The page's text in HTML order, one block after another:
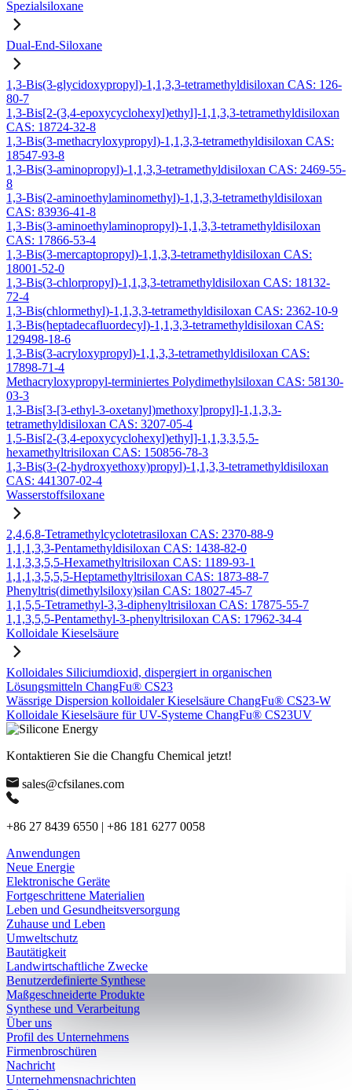
Spezialsiloxane
Dual-End-Siloxane
1,3-Bis(3-glycidoxypropyl)-1,1,3,3-tetramethyldisiloxan CAS: 126-
80-7
1,3-Bis[2-(3,4-epoxycyclohexyl)ethyl]-1,1,3,3-tetramethyldisiloxan
CAS: 18724-32-8
1,3-Bis(3-methacryloxypropyl)-1,1,3,3-tetramethyldisiloxan CAS:
18547-93-8
1,3-Bis(3-aminopropyl)-1,1,3,3-tetramethyldisiloxan CAS: 2469-55-
8
1,3-Bis(2-aminoethylaminomethyl)-1,1,3,3-tetramethyldisiloxan
CAS: 83936-41-8
1,3-Bis(3-aminoethylaminopropyl)-1,1,3,3-tetramethyldisiloxan
CAS: 17866-53-4
1,3-Bis(3-mercaptopropyl)-1,1,3,3-tetramethyldisiloxan CAS:
18001-52-0
1,3-Bis(3-chlorpropyl)-1,1,3,3-tetramethyldisiloxan CAS: 18132-
72-4
1,3-Bis(chlormethyl)-1,1,3,3-tetramethyldisiloxan CAS: 2362-10-9
1,3-Bis(heptadecafluordecyl)-1,1,3,3-tetramethyldisiloxan CAS:
129498-18-6
1,3-Bis(3-acryloxypropyl)-1,1,3,3-tetramethyldisiloxan CAS:
17898-71-4
Methacryloxypropyl-terminiertes Polydimethylsiloxan CAS: 58130-
03-3
1,3-Bis[3-[3-ethyl-3-oxetanyl)methoxy]propyl]-1,1,3,3-
tetramethyldisiloxan CAS: 3207-05-4
1,5-Bis[2-(3,4-epoxycyclohexyl)ethyl]-1,1,3,3,5,5-
hexamethyltrisiloxan CAS: 150856-78-3
1,3-Bis(3-(2-hydroxyethoxy)propyl)-1,1,3,3-tetramethyldisiloxan
CAS: 441307-02-4
Wasserstoffsiloxane
2,4,6,8-Tetramethylcyclotetrasiloxan CAS: 2370-88-9
1,1,1,3,3-Pentamethyldisiloxan CAS: 1438-82-0
1,1,3,3,5,5-Hexamethyltrisiloxan CAS: 1189-93-1
1,1,1,3,5,5,5-Heptamethyltrisiloxan CAS: 1873-88-7
Phenyltris(dimethylsiloxy)silan CAS: 18027-45-7
1,1,5,5-Tetramethyl-3,3-diphenyltrisiloxan CAS: 17875-55-7
1,1,3,5,5-Pentamethyl-3-phenyltrisiloxan CAS: 17962-34-4
Kolloidale Kieselsäure
Kolloidales Siliciumdioxid, dispergiert in organischen
Lösungsmitteln ChangFu® CS23
Wässrige Dispersion kolloidaler Kieselsäure ChangFu® CS23-W
Kolloidale Kieselsäure für UV-Systeme ChangFu® CS23UV
Kontaktieren Sie die Changfu Chemical jetzt!
sales@cfsilanes.com
+86 27 8439 6550 | +86 181 6277 0058
Anwendungen
Neue Energie
Elektronische Geräte
Fortgeschrittene Materialien
Leben und Gesundheitsversorgung
Zuhause und Leben
Umweltschutz
Bautätigkeit
Landwirtschaftliche Zwecke
Benutzerdefinierte Synthese
Maßgeschneiderte Produkte
Synthese und Verarbeitung
Über uns
Profil des Unternehmens
Firmenbroschüren
Nachricht
Unternehmensnachrichten